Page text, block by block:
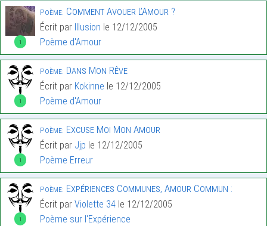
1
Poème: Comment Avouer L’Amour ?
Écrit par Illusion le 12/12/2005
Poème d'Amour
1
Poème: Dans Mon Rêve
Écrit par Kokinne le 12/12/2005
Poème d'Amour
1
Poème: Excuse Moi Mon Amour
Écrit par Jjp le 12/12/2005
Poème Erreur
1
Poème: Expériences Communes, Amour Commun :
Écrit par Violette 34 le 12/12/2005
Poème sur l'Expérience